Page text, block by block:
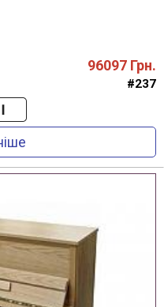
96097 Грн.
#237